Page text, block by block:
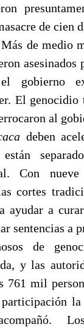
de cien
de medio
gobierno
El genocidio
al
deben
Con
cortes
ayudar a
sentencias a
de
y las
761 mil
participación
Los